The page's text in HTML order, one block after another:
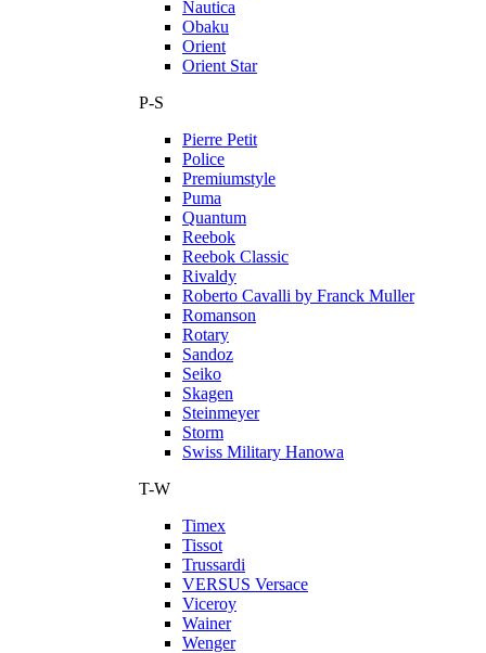
Nautica
Obaku
Orient
Orient Star
P-S
Pierre Petit
Police
Premiumstyle
Puma
Quantum
Reebok
Reebok Classic
Rivaldy
Roberto Cavalli by Franck Muller
Romanson
Rotary
Sandoz
Seiko
Skagen
Steinmeyer
Storm
Swiss Military Hanowa
T-W
Timex
Tissot
Trussardi
VERSUS Versace
Viceroy
Wainer
Wenger